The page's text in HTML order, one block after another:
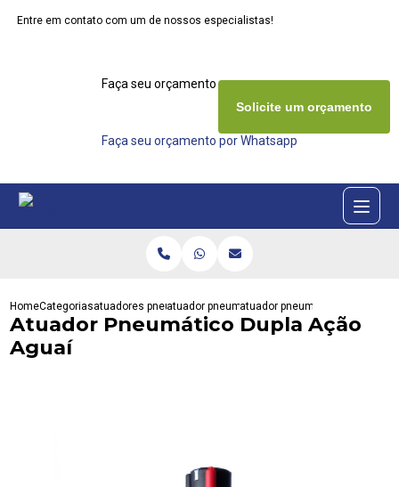
Entre em contato com um de nossos especialistas!
Faça seu orçamento agora mesmo
Faça seu orçamento por Whatsapp
Solicite um orçamento
HomeCategoriasatuadores pneumaticosatuador pneumatico retorno por mola
atuador pneumatico dupla acao
Atuador Pneumático Dupla Ação
Aguaí